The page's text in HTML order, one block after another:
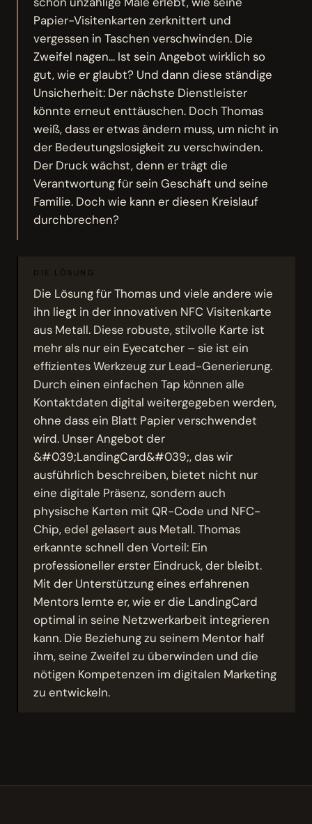
Papier-Visitenkarten zerknittert und
vergessen in Taschen verschwinden. Die
Zweifel nagen... Ist sein Angebot wirklich so
gut, wie er glaubt? Und dann diese ständige
Unsicherheit: Der nächste Dienstleister
könnte erneut enttäuschen. Doch Thomas
weiß, dass er etwas ändern muss, um nicht in
der Bedeutungslosigkeit zu verschwinden.
Der Druck wächst, denn er trägt die
Verantwortung für sein Geschäft und seine
Familie. Doch wie kann er diesen Kreislauf
durchbrechen?
DIE LÖSUNG
Die Lösung für Thomas und viele andere wie
ihn liegt in der innovativen NFC Visitenkarte
aus Metall. Diese robuste, stilvolle Karte ist
mehr als nur ein Eyecatcher – sie ist ein
effizientes Werkzeug zur Lead-Generierung.
Durch einen einfachen Tap können alle
Kontaktdaten digital weitergegeben werden,
ohne dass ein Blatt Papier verschwendet
wird. Unser Angebot der
&#039;LandingCard&#039;, das wir
ausführlich beschreiben, bietet nicht nur
eine digitale Präsenz, sondern auch
physische Karten mit QR-Code und NFC-
Chip, edel gelasert aus Metall. Thomas
erkannte schnell den Vorteil: Ein
professioneller erster Eindruck, der bleibt.
Mit der Unterstützung eines erfahrenen
Mentors lernte er, wie er die LandingCard
optimal in seine Netzwerkarbeit integrieren
kann. Die Beziehung zu seinem Mentor half
ihm, seine Zweifel zu überwinden und die
nötigen Kompetenzen im digitalen Marketing
zu entwickeln.